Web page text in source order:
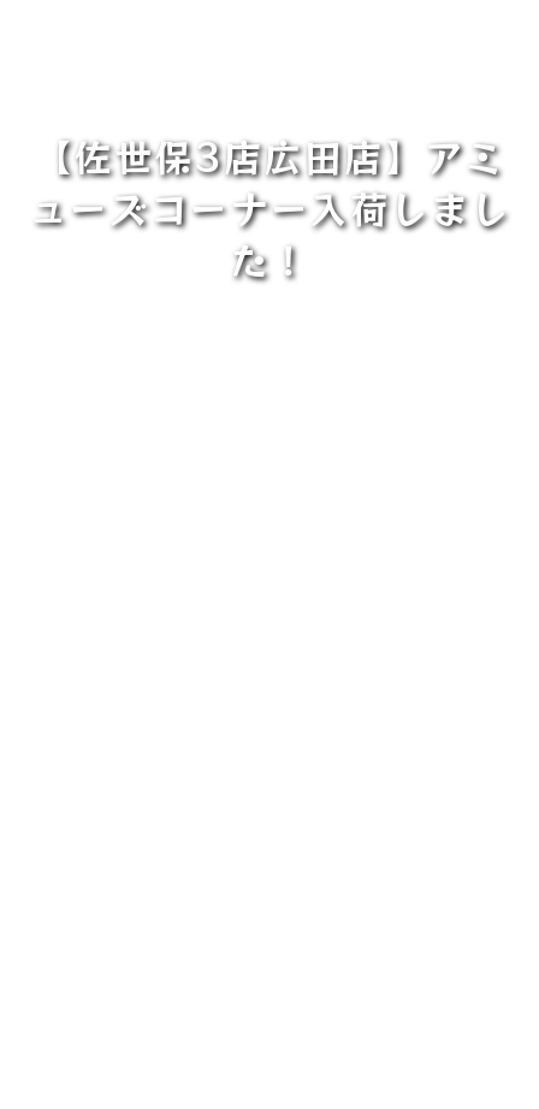
【佐世保3店広田店】アミ
ューズコーナー入荷しまし
た！